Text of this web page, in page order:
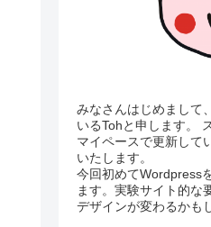
みなさんはじめまして
いるTohと申します。
マイペースで更新して
いたします。
今回初めてWordpress
ます。実験サイト的な
デザインが変わるかも